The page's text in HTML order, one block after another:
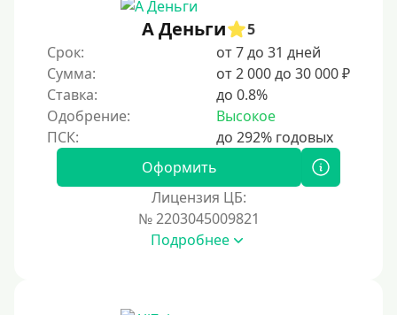
А Деньги
5
Срок:
от 7 до 31 дней
Сумма:
от 2 000 до 30 000 ₽
Ставка:
до 0.8%
Одобрение:
Высокое
Оформить
Лицензия ЦБ:
№ 2203045009821
Подробнее